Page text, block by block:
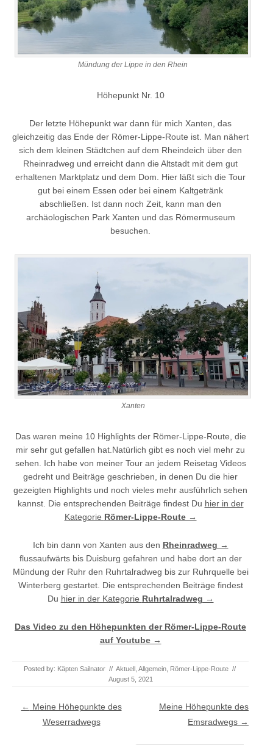
Mündung der Lippe in den Rhein
Höhepunkt Nr. 10
Der letzte Höhepunkt war dann für mich Xanten, das
gleichzeitig das Ende der Römer-Lippe-Route ist. Man nähert
sich dem kleinen Städtchen auf dem Rheindeich über den
Rheinradweg und erreicht dann die Altstadt mit dem gut
erhaltenen Marktplatz und dem Dom. Hier läßt sich die Tour
gut bei einem Essen oder bei einem Kaltgetränk
abschließen. Ist dann noch Zeit, kann man den
archäologischen Park Xanten und das Römermuseum
besuchen.
Xanten
Das waren meine 10 Highlights der Römer-Lippe-Route, die
mir sehr gut gefallen hat.Natürlich gibt es noch viel mehr zu
sehen. Ich habe von meiner Tour an jedem Reisetag Videos
gedreht und Beiträge geschrieben, in denen Du die hier
gezeigten Highlights und noch vieles mehr ausführlich sehen
kannst. Die entsprechenden Beiträge findest Du hier in der
Kategorie Römer-Lippe-Route →
Ich bin dann von Xanten aus den Rheinradweg →
flussaufwärts bis Duisburg gefahren und habe dort an der
Mündung der Ruhr den Ruhrtalradweg bis zur Ruhrquelle bei
Winterberg gestartet. Die entsprechenden Beiträge findest
Du hier in der Kategorie Ruhrtalradweg →
Das Video zu den Höhepunkten der Römer-Lippe-Route
auf Youtube →
Posted by: Käpten Sailnator // Aktuell Allgemein, Römer-Lippe-Route //
August 5, 2021
Post navigation
← Meine Höhepunkte des
Weserradwegs
Meine Höhepunkte des
Emsradwegs →